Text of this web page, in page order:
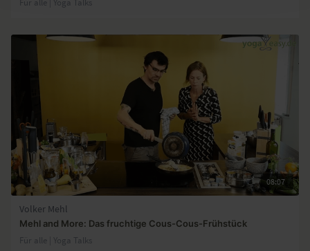
08:07
Volker Mehl
Mehl and More: Das fruchtige Cous-Cous-Frühstück
Für alle | Yoga Talks